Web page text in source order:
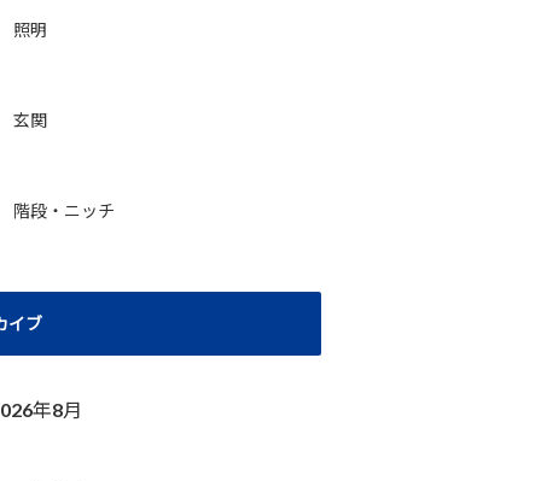
照明
玄関
階段・ニッチ
イブ
年8月